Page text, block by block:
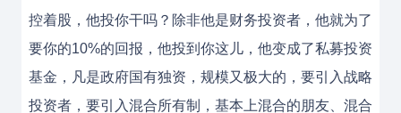
控着股，他投你干吗？除非他是财务投资者，他就为了
要你的10%的回报，他投到你这儿，他变成了私募投资
基金，凡是政府国有独资，规模又极大的，要引入战略
投资者，要引入混合所有制，基本上混合的朋友、混合